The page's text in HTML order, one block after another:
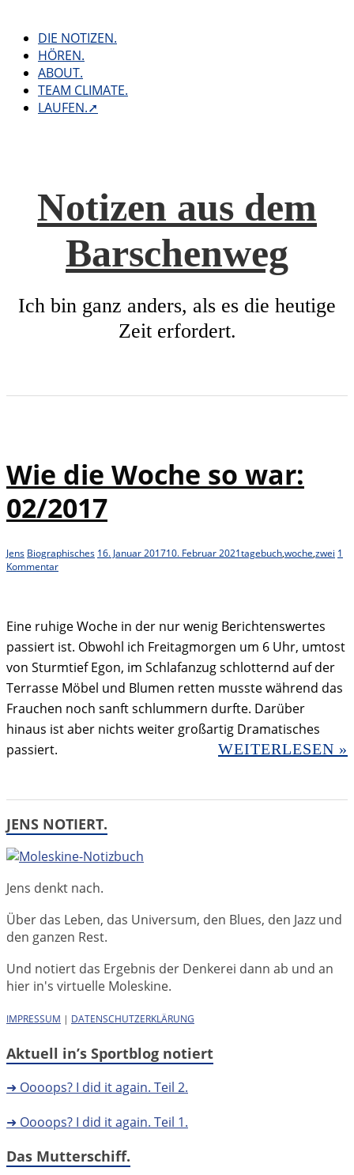
contentDIE NOTIZEN.
HÖREN.
ABOUT.
TEAM CLIMATE.
LAUFEN.➚
Notizen aus dem
Barschenweg
Ich bin ganz anders, als es die heutige
Zeit erfordert.
Wie die Woche so war:
02/2017
Jens Biographisches 16. Januar 201710. Februar 2021tagebuch,woche,zwei 1
Kommentar
Eine ruhige Woche in der nur wenig Berichtenswertes
passiert ist. Obwohl ich Freitagmorgen um 6 Uhr, umtost
von Sturmtief Egon, im Schlafanzug schlotternd auf der
Terrasse Möbel und Blumen retten musste während das
Frauchen noch sanft schlummern durfte. Darüber
hinaus ist aber nichts weiter großartig Dramatisches
passiert.
WEITERLESEN »
JENS NOTIERT.
Jens denkt nach.
Über das Leben, das Universum, den Blues, den Jazz und
den ganzen Rest.
Und notiert das Ergebnis der Denkerei dann ab und an
hier in's virtuelle Moleskine.
IMPRESSUM | DATENSCHUTZERKLÄRUNG
Aktuell in’s Sportblog notiert
➜ Oooops? I did it again. Teil 2.
➜ Oooops? I did it again. Teil 1.
Das Mutterschiff.